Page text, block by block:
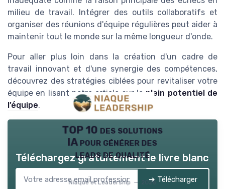
milieu de travail. Intégrer des outils collaboratifs et
organiser des réunions d'équipe régulières peut aider à
maintenir tout le monde sur la même longueur d'onde.
Pour aller plus loin dans la création d'un cadre de
travail innovant et d'une synergie des compétences,
découvrez des stratégies ciblées pour revitaliser votre
équipe en lisant notre article sur le plein potentiel de
l’équipe.
TOP 10 des solutions
IA pour générer des
leads de qualité
Niaque et Leadership — 2026
Téléchargez gratuitement le livre blanc
➔ Télécharger